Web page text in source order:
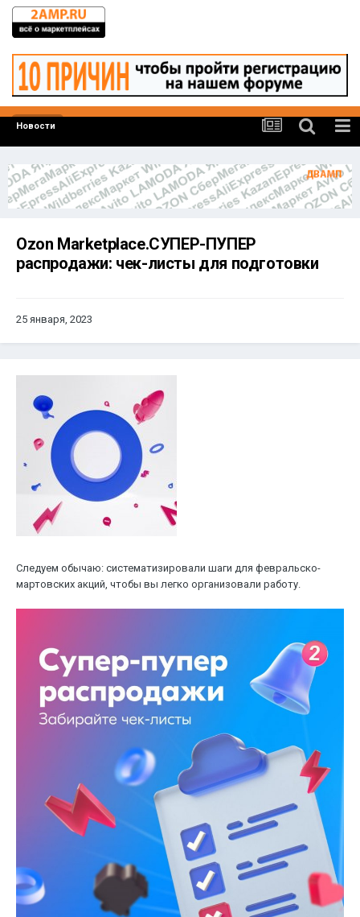
Новости
Ozon Marketplace.СУПЕР-ПУПЕР
распродажи: чек-листы для подготовки
25 января, 2023
Следуем обычаю: систематизировали шаги для февральско-
мартовских акций, чтобы вы легко организовали работу.